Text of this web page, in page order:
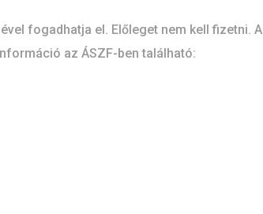
fogadhatja el. Előleget nem kell fizetni. A
az ÁSZF-ben található: